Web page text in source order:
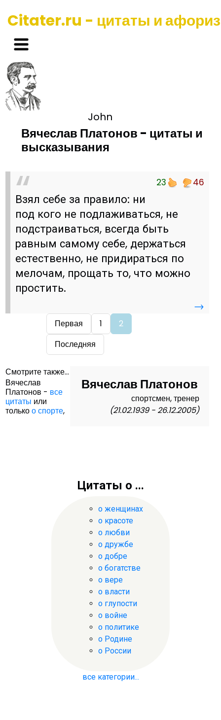
Citater.ru - цитаты и
John
Вячеслав Платонов - цитаты и
высказывания
23 46
Взял себе за правило: ни
под кого не подлаживаться, не
подстраиваться, всегда быть
равным самому себе, держаться
естественно, не придираться по
мелочам, прощать то, что можно
простить.
→
Первая 1
2
Последняя
Вячеслав Платонов
спортсмен, тренер
(21.02.1939 - 26.12.2005)
Смотрите также...
Вячеслав
Платонов - все
цитаты или
толькоо спорте,
Цитаты о ...
о женщинах
о красоте
о любви
о дружбе
о добре
о богатстве
о вере
о власти
о глупости
о войне
о политике
о Родине
о России
все категории...